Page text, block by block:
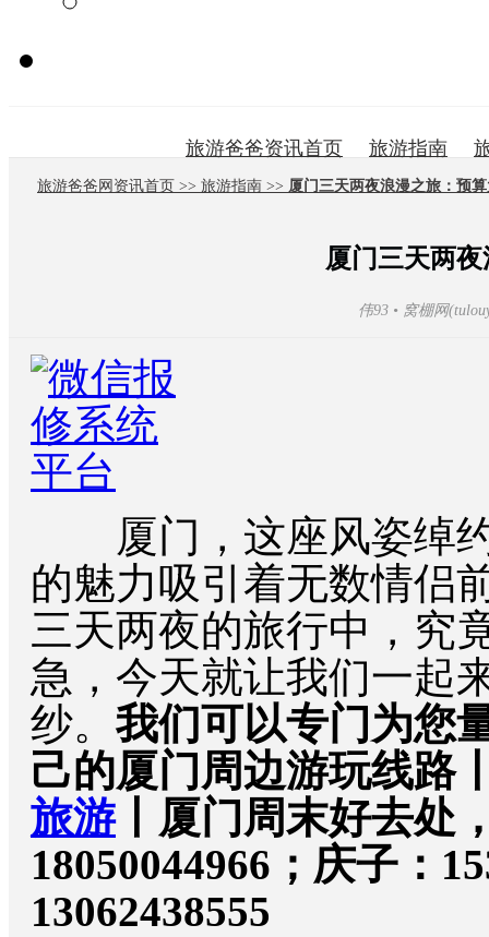
旅游爸爸资讯首页 旅游指南
旅游爸爸网资讯首页 >> 旅游指南 >> 厦门三天两夜浪漫之旅：预
厦门三天两
伟93 • 窝棚网
厦门，这座风姿绰约
的魅力吸引着无数情侣
三天两夜的旅行中，究
急，今天就让我们一起
纱。 我们可以专门为您
己的厦门周边游玩线路
旅游丨厦门周末好去处
18050044966；庆子：
13062438555